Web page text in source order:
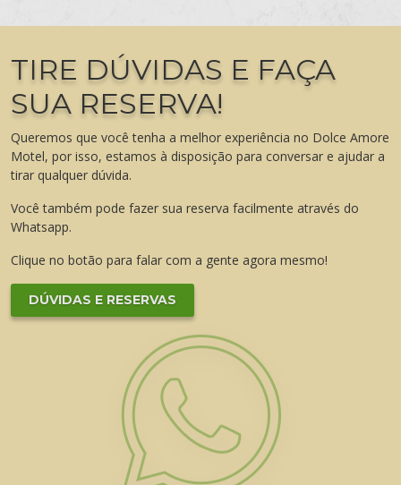
TIRE DÚVIDAS E FAÇA
SUA RESERVA!
Queremos que você tenha a melhor experiência no Dolce Amore
Motel, por isso, estamos à disposição para conversar e ajudar a
tirar qualquer dúvida.
Você também pode fazer sua reserva facilmente através do
Whatsapp.
Clique no botão para falar com a gente agora mesmo!
DÚVIDAS E RESERVAS